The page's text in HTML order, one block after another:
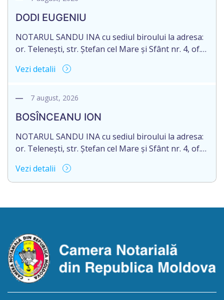
de 16.05.2027 termenul de opțiune pentru
acceptarea […]
DODI EUGENIU
NOTARUL SANDU INA cu sediul biroului la adresa:
or. Telenești, str. Ștefan cel Mare și Sfânt nr. 4, of.
succesorale în urma decesului cet. DODI EUGENIU,
2003035009604, decedat/ă la data de 12.01.2026
/doisprezece ianuarie anul două mii douăzeci și
șase/. Eliberarea certificatului de moștenitor este
[…]
Vezi detalii
7 august, 2026
BOSÎNCEANU ION
NOTARUL SANDU INA cu sediul biroului la adresa:
or. Telenești, str. Ștefan cel Mare și Sfânt nr. 4, of.
succesorale în urma decesului cet. BOSÎNCEANU
ION, născut/ă la 21.07.1980, cod personal
/cincisprezece mai anul două mii douăzeci și unu/.
Vezi detalii